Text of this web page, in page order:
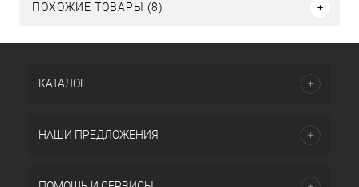
ПОХОЖИЕ ТОВАРЫ (8)
КАТАЛОГ
НАШИ ПРЕДЛОЖЕНИЯ